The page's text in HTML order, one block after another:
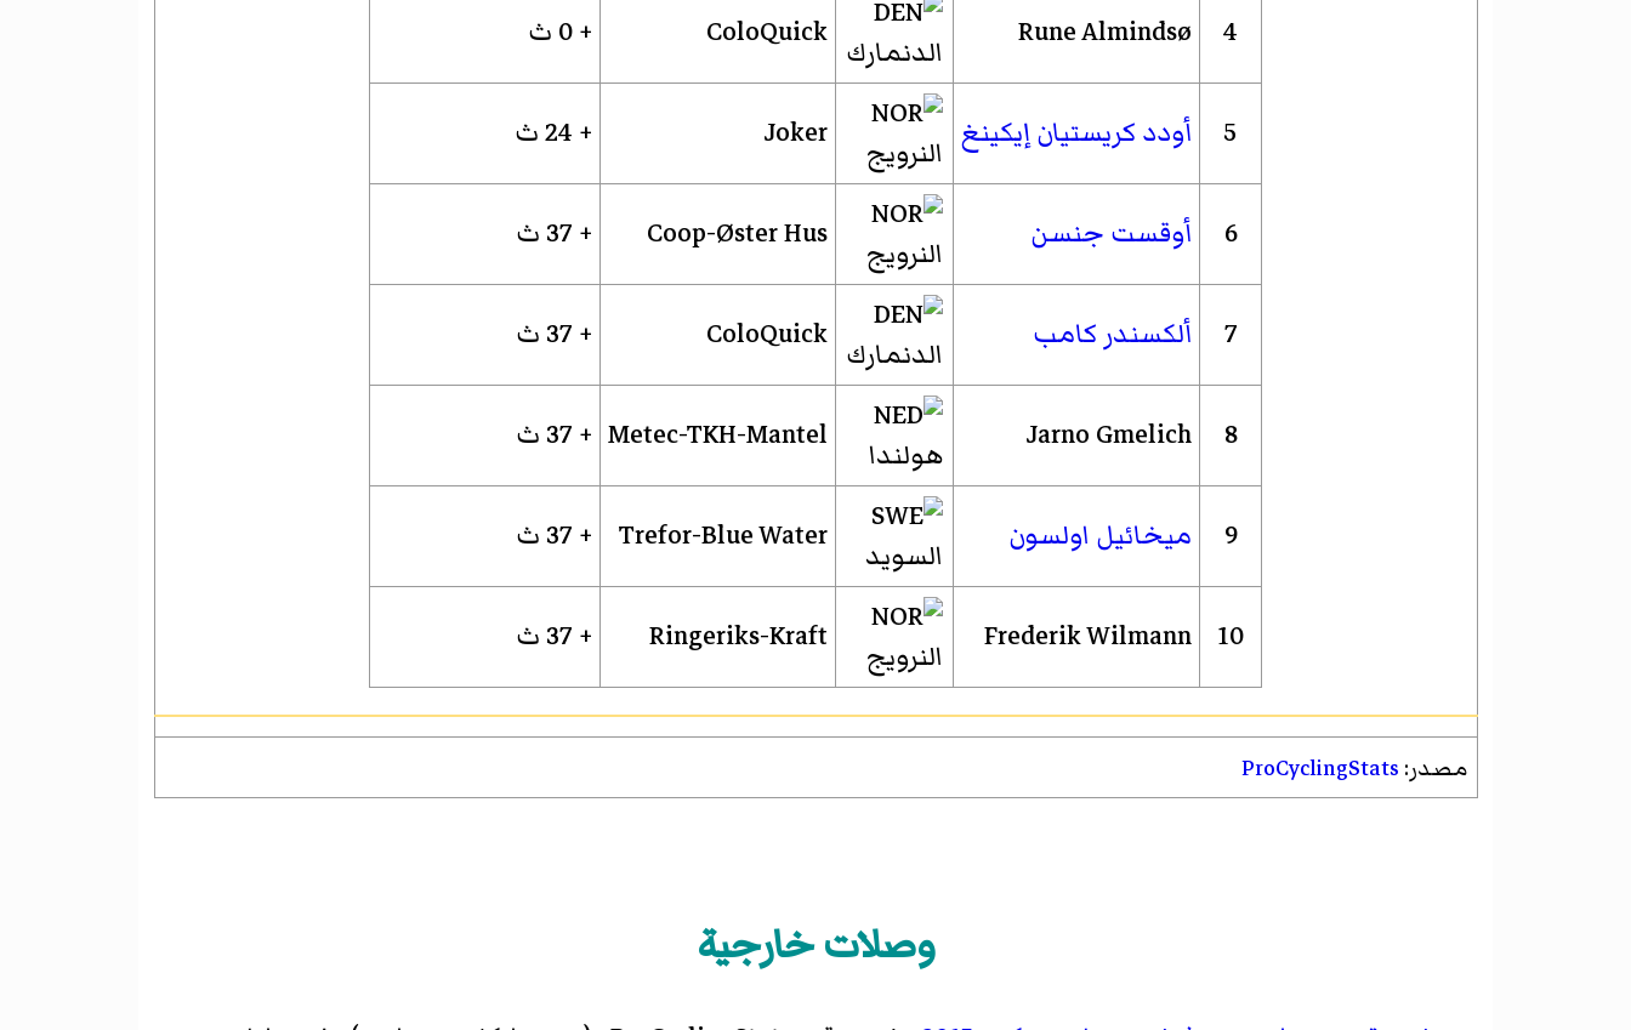
4
Rune Almindsø
الدنمارك
ColoQuick + 0 ث
5 أودد كريستيان إيكينغ
النرويج
Joker + 24 ث
6 أوقست جنسن
النرويج
Coop-Øster Hus + 37 ث
7 ألكسندر كامب
الدنمارك
ColoQuick + 37 ث
8
Jarno Gmelich
هولندا
Metec-TKH-Mantel + 37 ث
9 ميخائيل اولسون
السويد
Trefor-Blue Water + 37 ث
10
Frederik Wilmann
النرويج
Ringeriks-Kraft + 37 ث
مصدر: ProCyclingStats
وصلات خارجية